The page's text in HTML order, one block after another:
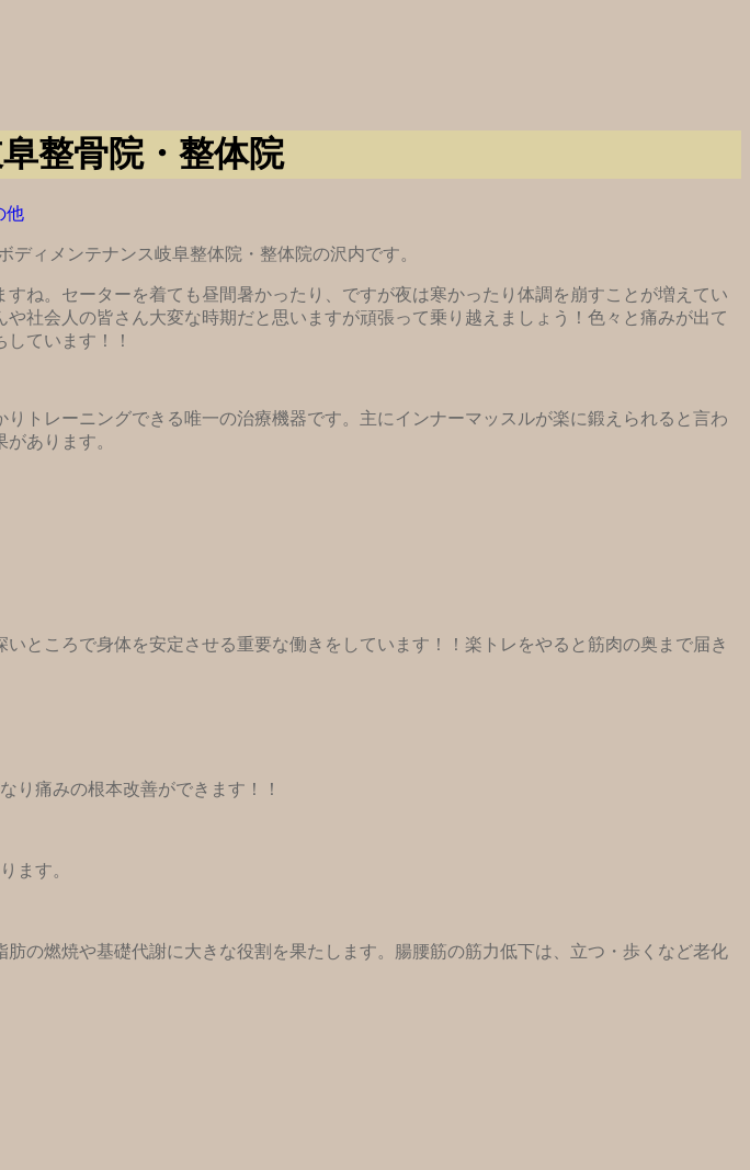
整骨院・整体院
他
ィメンテナンス岐阜整体院・整体院の沢内です。
ね。セーターを着ても昼間暑かったり、ですが夜は寒かったり体調を崩すことが増えてい
社会人の皆さん大変な時期だと思いますが頑張って乗り越えましょう！色々と痛みが出て
ています！！
トレーニングできる唯一の治療機器です。主にインナーマッスルが楽に鍛えられると言わ
あります。
ところで身体を安定させる重要な働きをしています！！楽トレをやると筋肉の奥まで届き
り痛みの根本改善ができます！！
ます。
の燃焼や基礎代謝に大きな役割を果たします。腸腰筋の筋力低下は、立つ・歩くなど老化